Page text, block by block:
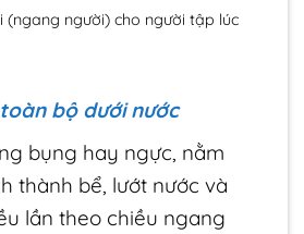
(ngang người) cho người tập lúc
bộ dưới nước
bụng hay ngực, nằm
thành bể, lướt nước và
lần theo chiều ngang